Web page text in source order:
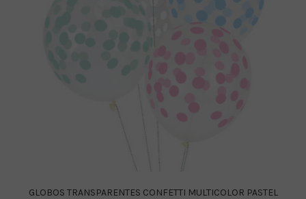
GLOBOS TRANSPARENTES CONFETTI MULTICOLOR PASTEL